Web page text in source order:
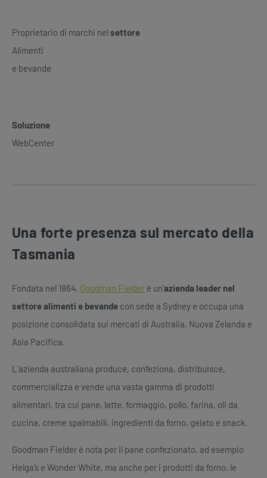
Proprietario di marchi nel settore
Alimenti
e bevande
Soluzione
WebCenter
Una forte presenza sul mercato della
Tasmania
Fondata nel 1864, Goodman Fielder è un’azienda leader nel
settore alimenti e bevande con sede a Sydney e occupa una
posizione consolidata sui mercati di Australia, Nuova Zelanda e
Asia Pacifica.
L’azienda australiana produce, confeziona, distribuisce,
commercializza e vende una vasta gamma di prodotti
alimentari, tra cui pane, latte, formaggio, pollo, farina, oli da
cucina, creme spalmabili, ingredienti da forno, gelato e snack.
Goodman Fielder è nota per il pane confezionato, ad esempio
Helga’s e Wonder White, ma anche per i prodotti da forno, le